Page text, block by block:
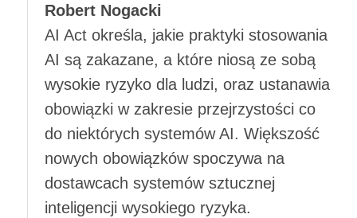
Robert Nogacki
AI Act określa, jakie praktyki stosowania
AI są zakazane, a które niosą ze sobą
wysokie ryzyko dla ludzi, oraz ustanawia
obowiązki w zakresie przejrzystości co
do niektórych systemów AI. Większość
nowych obowiązków spoczywa na
dostawcach systemów sztucznej
inteligencji wysokiego ryzyka.